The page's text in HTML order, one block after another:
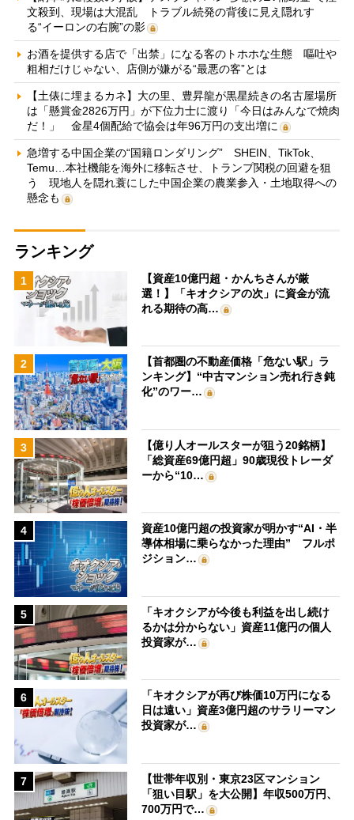
文殺到、現場は大混乱 トラブル続発の背後に見え隠れす
る“イーロンの右腕”の影
お酒を提供する店で「出禁」になる客のトホホな生態 嘔吐や
粗相だけじゃない、店側が嫌がる“最悪の客”とは
【土俵に埋まるカネ】大の里、豊昇龍が黒星続きの名古屋場所
は「懸賞金2826万円」が下位力士に渡り「今日はみんなで焼肉
だ！」 金星4個配給で協会は年96万円の支出増に
急増する中国企業の“国籍ロンダリング” SHEIN、TikTok、
Temu…本社機能を海外に移転させ、トランプ関税の回避を狙
う 現地人を隠れ蓑にした中国企業の農業参入・土地取得への
懸念も
ランキング
1
【資産10億円超・かんちさんが厳
選！】「キオクシアの次」に資金が流
れる期待の高…
2
【首都圏の不動産価格「危ない駅」ラ
ンキング】“中古マンション売れ行き鈍
化”のワー…
3
【億り人オールスターが狙う20銘柄】
「総資産69億円超」90歳現役トレーダ
ーから“10…
4
資産10億円超の投資家が明かす“AI・半
導体相場に乗らなかった理由” フルポ
ジション…
5
「キオクシアが今後も利益を出し続け
るかは分からない」資産11億円の個人
投資家が…
6
「キオクシアが再び株価10万円になる
日は遠い」資産3億円超のサラリーマン
投資家が…
7
【世帯年収別・東京23区マンション
「狙い目駅」を大公開】年収500万円、
700万円で…